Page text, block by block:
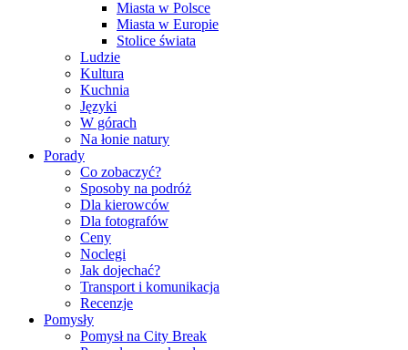
Miasta w Polsce
Miasta w Europie
Stolice świata
Ludzie
Kultura
Kuchnia
Języki
W górach
Na łonie natury
Porady
Co zobaczyć?
Sposoby na podróż
Dla kierowców
Dla fotografów
Ceny
Noclegi
Jak dojechać?
Transport i komunikacja
Recenzje
Pomysły
Pomysł na City Break